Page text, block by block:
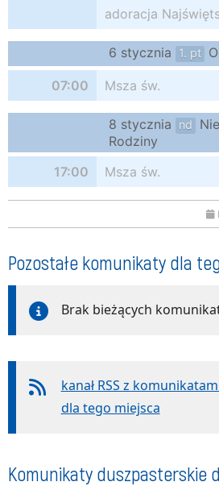
adoracja
6 stycznia 1. pt
07:00 Msza św.
8 stycznia nd
Rodziny
17:00
Msza św.
Pozostałe komunikaty dla
Brak bieżących
kanał RSS z
dla tego miejsca
Komunikaty duszpasterskie